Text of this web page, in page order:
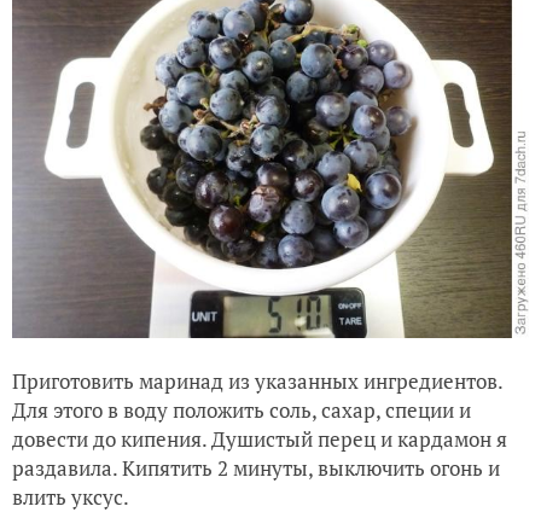
Приготовить маринад из указанных ингредиентов.
Для этого в воду положить соль, сахар, специи и
довести до кипения. Душистый перец и кардамон я
раздавила. Кипятить 2 минуты, выключить огонь и
влить уксус.